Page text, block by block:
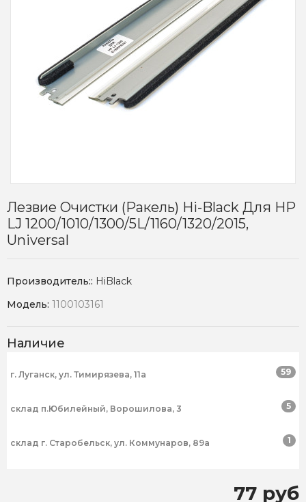
Лезвие Очистки (ракель) Hi-Black Для HP
LJ 1200/1010/1300/5L/1160/1320/2015,
Universal
Производитель:: HiBlack
Модель: 1100103161
Наличие
г. Луганск, ул. Тимирязева, 11а 59
склад п.Юбилейный, Ворошилова, 3 5
склад г. Старобельск, ул. Коммунаров, 89а 1
77 руб